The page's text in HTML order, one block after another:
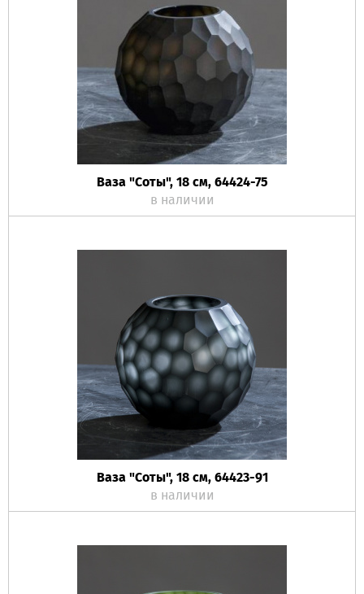
Ваза "Соты", 18 см, 64424-75
в наличии
Ваза "Соты", 18 см, 64423-91
в наличии